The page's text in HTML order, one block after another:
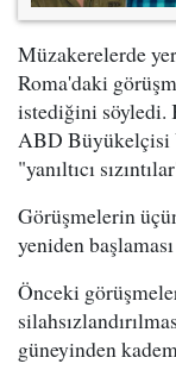
Müzakerelerde
Roma'daki
istediğini söyledi.
ABD Büyükelçisi
"yanıltıcı
Görüşmelerin
yeniden
Önceki
güneyinden